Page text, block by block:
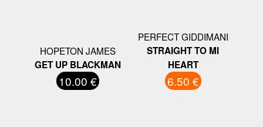
HOPETON JAMES
GET UP BLACKMAN
10.00 €
PERFECT GIDDIMANI
STRAIGHT TO MI
HEART
6.50 €